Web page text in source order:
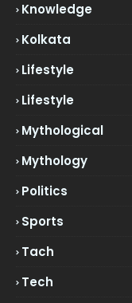
Knowledge
Kolkata
Lifestyle
Lifestyle
Mythological
Mythology
Politics
Sports
Tach
Tech